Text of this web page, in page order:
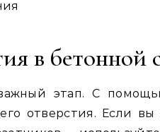
в бетонной
этап. С
отверстия. Если вы